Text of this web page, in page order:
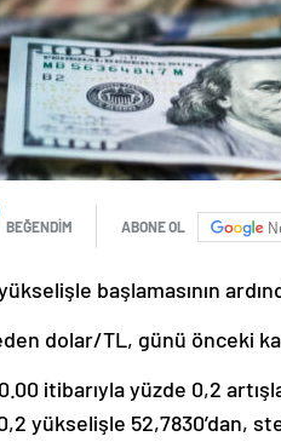
BEĞENDİM ABONE OL
başlamasının
dolar/TL, günü önceki
itibarıyla yüzde 0,2
yükselişle 52,7830’dan,